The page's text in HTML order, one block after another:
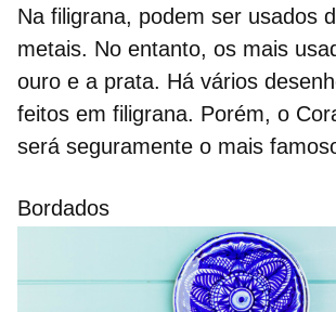
Na filigrana, podem ser usados
metais. No entanto, os mais
ouro e a prata. Há vários
feitos em filigrana. Porém, o
será seguramente o mais
Bordados